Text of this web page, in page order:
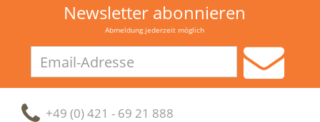
Newsletter abonnieren
Abmeldung jederzeit möglich
Adresse
+49 (0) 421 - 69 21 888